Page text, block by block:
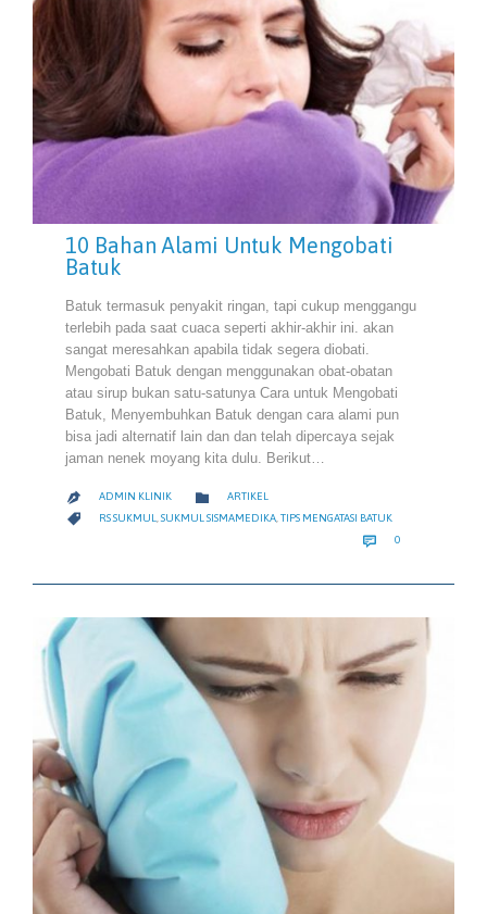
10 Bahan Alami Untuk Mengobati
Batuk
Batuk termasuk penyakit ringan, tapi cukup menggangu
terlebih pada saat cuaca seperti akhir-akhir ini. akan
sangat meresahkan apabila tidak segera diobati.
Mengobati Batuk dengan menggunakan obat-obatan
atau sirup bukan satu-satunya Cara untuk Mengobati
Batuk, Menyembuhkan Batuk dengan cara alami pun
bisa jadi alternatif lain dan dan telah dipercaya sejak
jaman nenek moyang kita dulu. Berikut…
 ADMIN KLINIK  CATEGORY
ARTIKEL
 CATEGORY
RS SUKMUL,SUKMUL SISMAMEDIKA,TIPS MENGATASI BATUK
 0COMMENTS